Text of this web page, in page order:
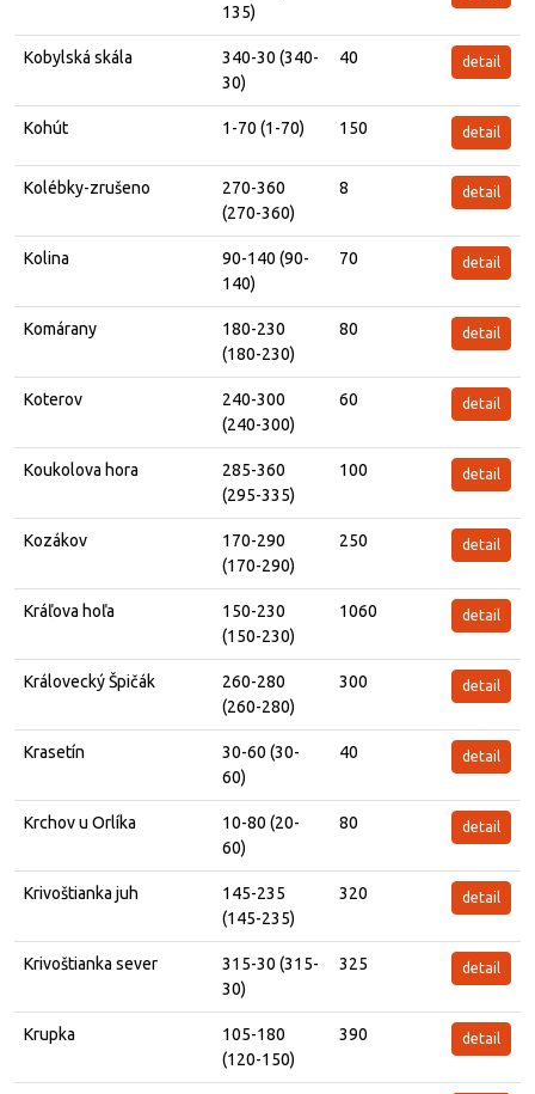
135)
Kobylská skála
340-30 (340-
30)
40 detail
Kohút 1-70 (1-70) 150 detail
Kolébky-zrušeno
270-360
(270-360)
8 detail
Kolina
90-140 (90-
140)
70 detail
Komárany
180-230
(180-230)
80 detail
Koterov
240-300
(240-300)
60 detail
Koukolova hora
285-360
(295-335)
100 detail
Kozákov
170-290
(170-290)
250 detail
Kráľova hoľa
150-230
(150-230)
1060 detail
Královecký Špičák
260-280
(260-280)
300 detail
Krasetín
30-60 (30-
60)
40 detail
Krchov u Orlíka
10-80 (20-
60)
80 detail
Krivoštianka juh
145-235
(145-235)
320 detail
Krivoštianka sever
315-30 (315-
30)
325 detail
Krupka
105-180
(120-150)
390 detail